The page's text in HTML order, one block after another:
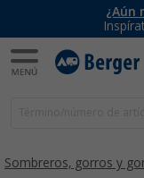
¿Aún
Sombreros, gorros y